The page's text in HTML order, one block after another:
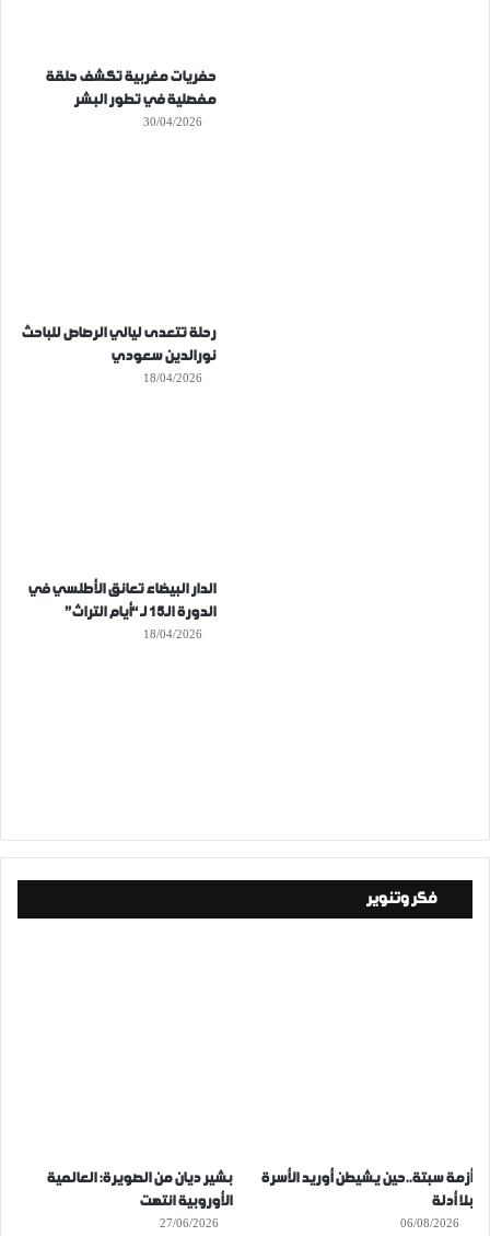
حفريات مغربية تكشف حلقة
مفصلية في تطور البشر
30/04/2026
رحلة تتعدى ليالي الرصاص للباحث
نورالدين سعودي
18/04/2026
الدار البيضاء تعانق الأطلسي في
الدورة الـ15 لـ “أيام التراث”
18/04/2026
فكر وتنوير
أزمة سبتة..حين يشيطن أوريد الأسرة
بلا أدلة
06/08/2026
بشير ديان من الصويرة: العالمية
الأوروبية انتهت
27/06/2026